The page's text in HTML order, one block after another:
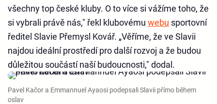
všechny top české kluby. O to více si vážíme toho, že
si vybrali právě nás," řekl klubovému webu sportovní
ředitel Slavie Přemysl Kovář. „Věříme, že ve Slavii
najdou ideální prostředí pro další rozvoj a že budou
důležitou součástí naší budoucnosti," dodal.
Pavel Kačor a Emmannuel Ayaosi podepsali Slavii přímo během
oslav